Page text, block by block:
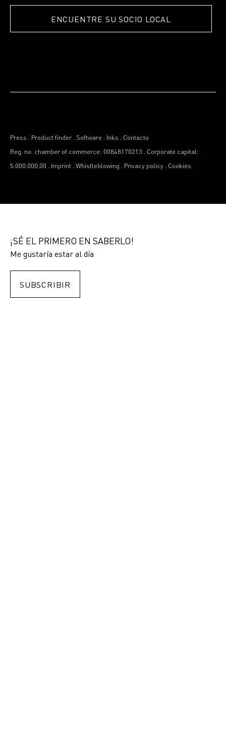
ENCUENTRE SU SOCIO LOCAL
Press . Product finder . Software . Inks . Contacto
Reg. no. chamber of commerce: 00848170213 . Corporate capital:
5.000.000,00 . Imprint . Whistleblowing . Privacy policy . Cookies
¡SÉ EL PRIMERO EN SABERLO!
Me gustaría estar al día
SUBSCRIBIR